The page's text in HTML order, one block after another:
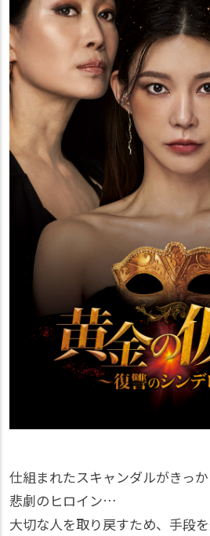
仕組まれたスキャンダルがきっ
悲劇のヒロイン…
大切な人を取り戻すため、手段